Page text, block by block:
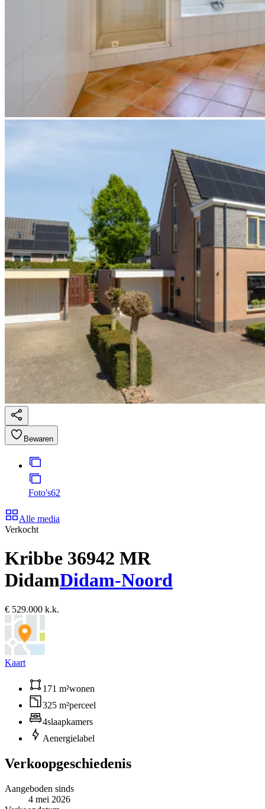
Bewaren
Foto's62
Alle media
Verkocht
Kribbe 36942 MR
DidamDidam-Noord
€ 529.000 k.k.
Kaart
171 m²wonen
325 m²perceel
4slaapkamers
Aenergielabel
Verkoopgeschiedenis
Aangeboden sinds
4 mei 2026